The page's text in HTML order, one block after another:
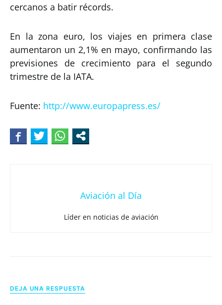
cercanos a batir récords.
En la zona euro, los viajes en primera clase
aumentaron un 2,1% en mayo, confirmando las
previsiones de crecimiento para el segundo
trimestre de la IATA.
Fuente: http://www.europapress.es/
Aviación al Día
Líder en noticias de aviación
DEJA UNA RESPUESTA